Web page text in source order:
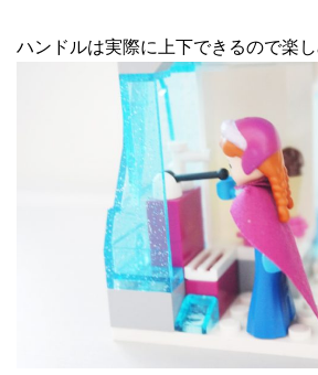
ハンドルは実際に上下できるので楽